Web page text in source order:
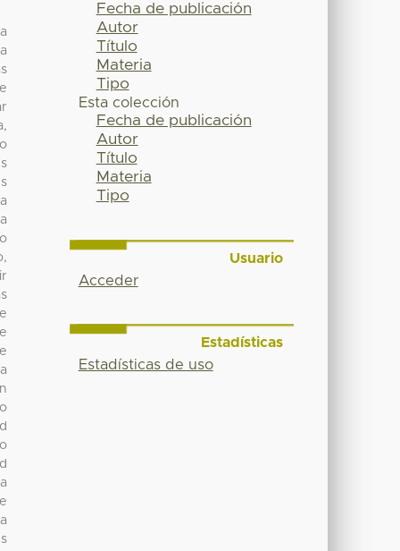
Fecha de publicación
Autor
Título
Materia
Tipo
Esta colección
Fecha de publicación
Autor
Título
Materia
Tipo
Usuario
Acceder
Estadísticas
Estadísticas de uso